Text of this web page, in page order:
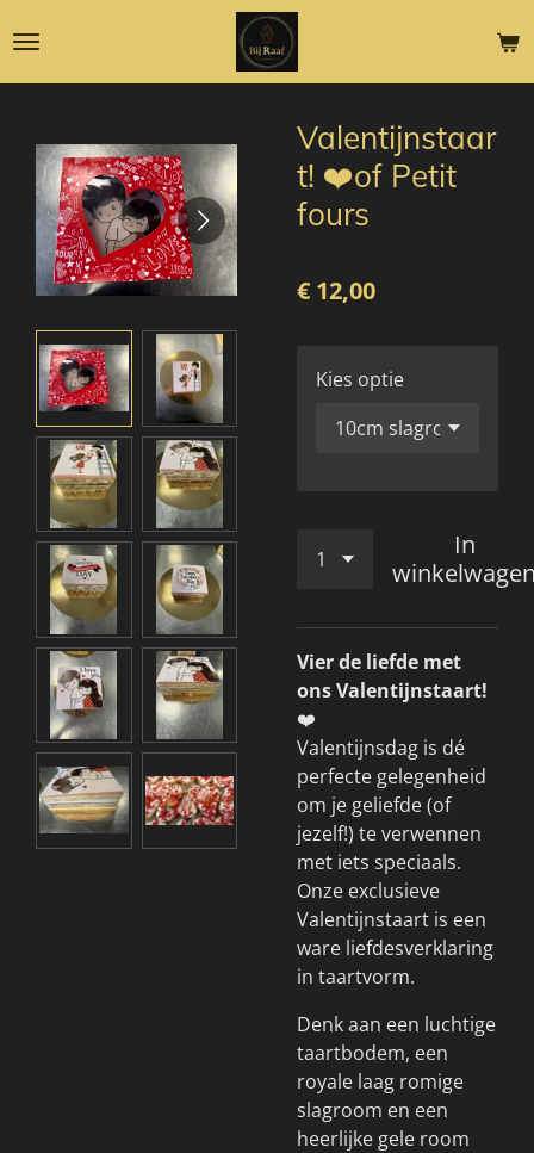
direct
naar
Valentijnstaar
t! ❤️of Petit
fours
€ 12,00
Kies optie
In
Vier de liefde met
ons Valentijnstaart!
❤️
Valentijnsdag is dé
perfecte gelegenheid
om je geliefde (of
jezelf!) te verwennen
met iets speciaals.
Onze exclusieve
Valentijnstaart is een
ware liefdesverklaring
in taartvorm.
Denk aan een luchtige
taartbodem, een
royale laag romige
slagroom en een
heerlijke gele room